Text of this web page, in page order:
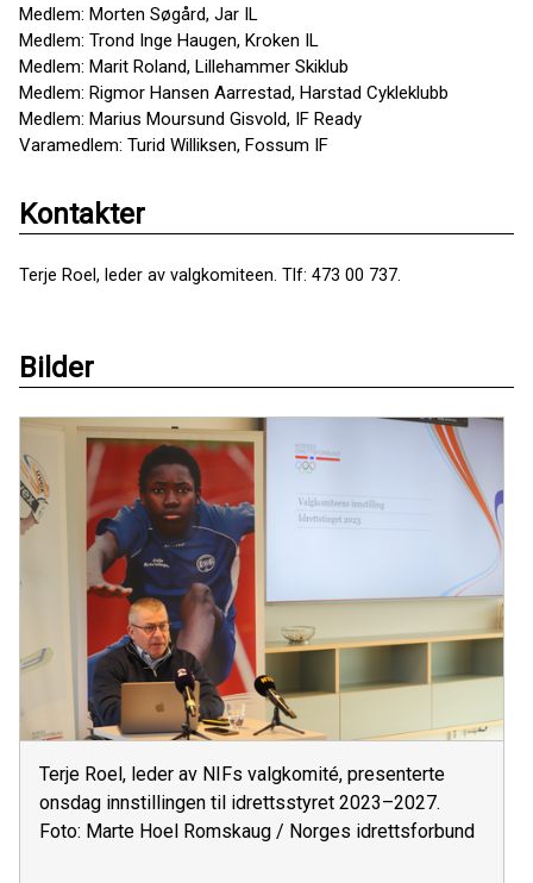
Medlem: Morten Søgård, Jar IL
Medlem: Trond Inge Haugen, Kroken IL
Medlem: Marit Roland, Lillehammer Skiklub
Medlem: Rigmor Hansen Aarrestad, Harstad Cykleklubb
Medlem: Marius Moursund Gisvold, IF Ready
Varamedlem: Turid Williksen, Fossum IF
Kontakter
Terje Roel, leder av valgkomiteen. Tlf: 473 00 737.
Bilder
Terje Roel, leder av NIFs valgkomité, presenterte
onsdag innstillingen til idrettsstyret 2023–2027.
Foto: Marte Hoel Romskaug / Norges idrettsforbund